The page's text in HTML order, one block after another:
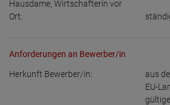
Hausdame, Wirtschafterin vor
Ort:
Anforderungen an Bewerber/in
Herkunft Bewerber/in: aus
EU-